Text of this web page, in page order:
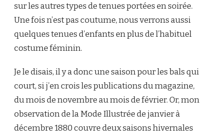
sur les autres types de tenues portées en soirée.
Une fois n’est pas coutume, nous verrons aussi
quelques tenues d’enfants en plus de l’habituel
costume féminin.
Je le disais, il y a donc une saison pour les bals qui
court, si j’en crois les publications du magazine,
du mois de novembre au mois de février. Or, mon
observation de la Mode Illustrée de janvier à
décembre 1880 couvre deux saisons hivernales